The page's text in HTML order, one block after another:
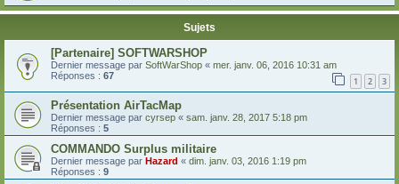
Sujets
[Partenaire] SOFTWARSHOP
Dernier message par SoftWarShop « mer. janv. 06, 2016 10:31 am
Réponses : 67 1 2 3
Présentation AirTacMap
Dernier message par cyrsep « sam. janv. 28, 2017 5:18 pm
Réponses : 5
COMMANDO Surplus militaire
Dernier message par Hazard « dim. janv. 03, 2016 1:19 pm
Réponses : 9